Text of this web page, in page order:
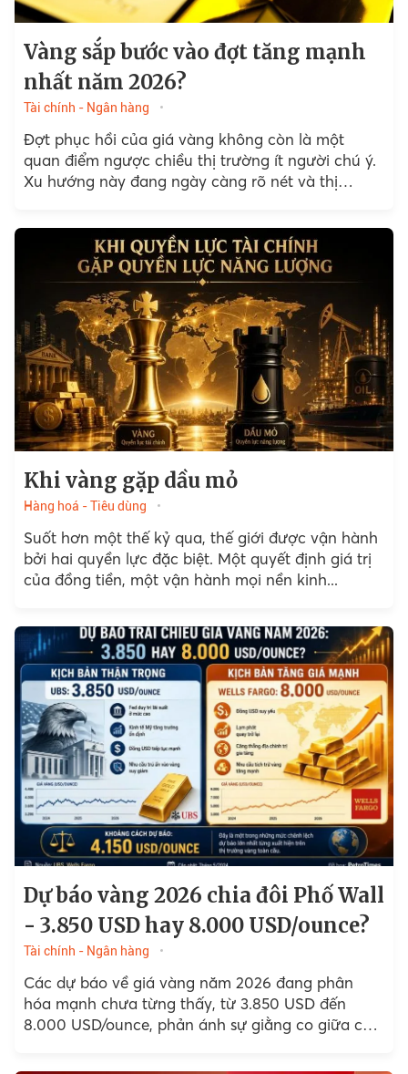
Vàng sắp bước vào đợt tăng mạnh
nhất năm 2026?
Tài chính - Ngân hàng
Đợt phục hồi của giá vàng không còn là một
quan điểm ngược chiều thị trường ít người chú ý.
Xu hướng này đang ngày càng rõ nét và thị
Khi vàng gặp dầu mỏ
Hàng hoá - Tiêu dùng
Suốt hơn một thế kỷ qua, thế giới được vận hành
bởi hai quyền lực đặc biệt. Một quyết định giá trị
của đồng tiền, một vận hành mọi nền kinh...
Dự báo vàng 2026 chia đôi Phố Wall
- 3.850 USD hay 8.000 USD/ounce?
Tài chính - Ngân hàng
Các dự báo về giá vàng năm 2026 đang phân
hóa mạnh chưa từng thấy, từ 3.850 USD đến
8.000 USD/ounce, phản ánh sự giằng co giữa các